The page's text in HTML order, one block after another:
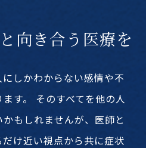
向き合う医療を
しかわからない感情や不
す。 そのすべてを他の人
もしれませんが、医師と
け近い視点から共に症状